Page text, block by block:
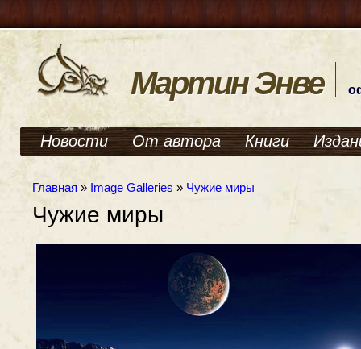
Мартин Энве
Новости От автора Книги
Главная » Image Galleries » Чужие миры
Чужие миры